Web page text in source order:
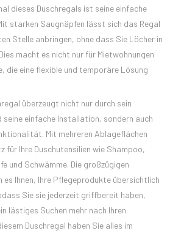
dieses Duschregals ist seine einfache
starken Saugnäpfen lässt sich das Regal
Stelle anbringen, ohne dass Sie Löcher in
macht es nicht nur für Mietwohnungen
die eine flexible und temporäre Lösung
überzeugt nicht nur durch sein
seine einfache Installation, sondern auch
Mit mehreren Ablageflächen
für Ihre Duschutensilien wie Shampoo,
und Schwämme. Die großzügigen
es Ihnen, Ihre Pflegeprodukte übersichtlich
Sie sie jederzeit griffbereit haben,
lästiges Suchen mehr nach Ihren
Duschregal haben Sie alles im